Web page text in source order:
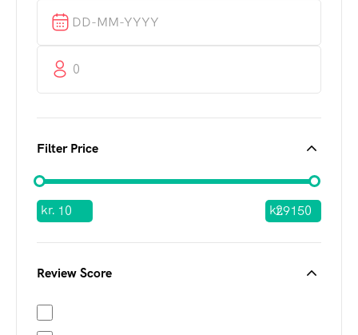
0
Filter Price
kr. kr.
Review Score